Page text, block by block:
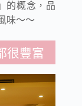
的概念，品
味～～
很豐富